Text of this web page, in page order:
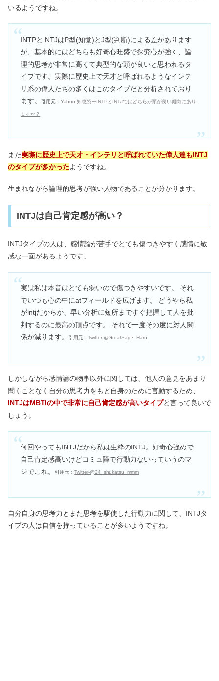
いるようですね。
INTPとINTJはP型(知覚)とJ型(判断)による差があります
が、基本的にはどちらも好奇心旺盛で探究心が強く、論
理的思考が非常に高くて典型的な頭が良いと思われるタ
イプです。実際に歴史上で天才と呼ばれるようなインテ
リ系の偉人たちの多くはこのタイプだと分析されており
ます。
引用元：Yahoo!知恵袋ーINTPとINTJではどちらが頭が良い傾向にあり
ますか？
また実際に歴史上で天才・インテリと呼ばれていた偉人達もINTJ
のタイプが多かったようですね。
生まれながら論理的思考が強い人物であることが分かります。
INTJは自己肯定感が高い？
INTJタイプの人は、感情論が苦手でとても傷つきやすく感情に敏
感な一面があるようです。
実は私は本音はとても弱いので傷つきやすいです。 それ
でいつも心の中にatフィールドを広げます。 どうやら私
がintjだからか、早い分析に短所まですぐ把握して人を批
判するのに最高の頂点です。 それで一度その度に対人関
係が減ります。
引用元：Twitter‐@GreatSage_Haru
しかしながら感情論の物事以外に関しては、他人の意見をあまり
聞くことなく自分の思考力をもと自身のために言動するため、
INTJはMBTIの中で非常に自己肯定感が高いタイプと言って良いで
しょう。
何回やってもINTJだから私は生粋のINTJ。好奇心強めで
自己肯定感高いけどコミュ障で行動力ないっていうのマ
ジでこれ。
引用元：Twitter‐@24_shukatsu_mmm
自分自身の思考力とまた思考を駆使した行動力に関して、INTJタ
イプの人は自信を持っていることが多いようですね。